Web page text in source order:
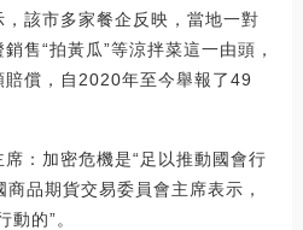
該市多家餐企反映，當地一對
售“拍黃瓜”等涼拌菜這一由頭，
償，自2020年至今舉報了49
：加密危機是“足以推動國會行
品期貨交易委員會主席表示，
動的”。